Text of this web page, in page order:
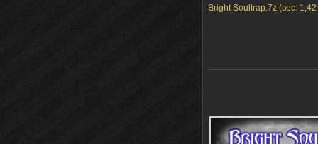
Bright Soultrap.7z (вес: